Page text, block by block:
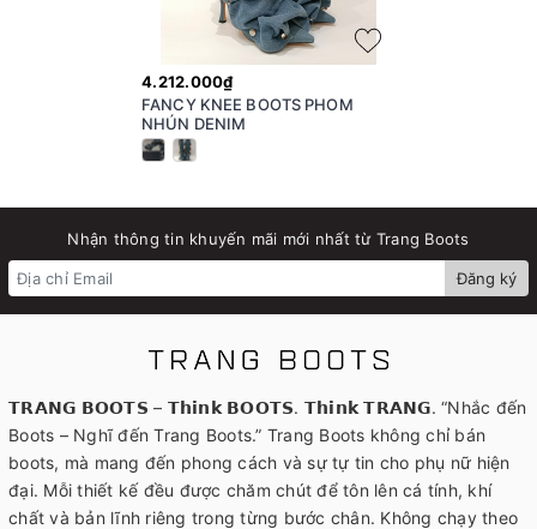
4.212.000₫
FANCY KNEE BOOTS PHOM
NHÚN DENIM
Nhận thông tin khuyến mãi mới nhất từ Trang Boots
Đăng ký
𝗧𝗥𝗔𝗡𝗚 𝗕𝗢𝗢𝗧𝗦 – 𝗧𝗵𝗶𝗻𝗸 𝗕𝗢𝗢𝗧𝗦. 𝗧𝗵𝗶𝗻𝗸 𝗧𝗥𝗔𝗡𝗚. “Nhắc đến
Boots – Nghĩ đến Trang Boots.” Trang Boots không chỉ bán
boots, mà mang đến phong cách và sự tự tin cho phụ nữ hiện
đại. Mỗi thiết kế đều được chăm chút để tôn lên cá tính, khí
chất và bản lĩnh riêng trong từng bước chân. Không chạy theo